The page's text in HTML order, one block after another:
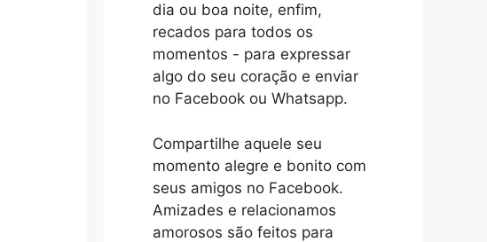
dia ou boa noite, enfim,
recados para todos os
momentos - para expressar
algo do seu coração e enviar
no Facebook ou Whatsapp.
Compartilhe aquele seu
momento alegre e bonito com
seus amigos no Facebook.
Amizades e relacionamos
amorosos são feitos para